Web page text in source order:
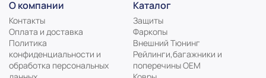
О компании
Контакты
Оплата и доставка
Политика
конфиденциальности и
обработка персональных
Каталог
Защиты
Фаркопы
Внешний Тюнинг
Рейлинги,багажники и
поперечины ОЕМ